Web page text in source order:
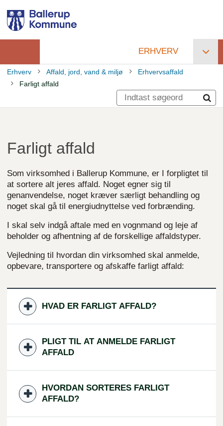
hovedindhold
Primær
navigation
ERHVERV
Brødkrumme
Erhverv Affald, jord, vand & miljø
Erhvervsaffald
Farligt affald
Farligt affald
Som virksomhed i Ballerup Kommune, er I forpligtet til
at sortere alt jeres affald. Noget egner sig til
genanvendelse, noget kræver særligt behandling og
noget skal gå til energiudnyttelse ved forbrænding.
I skal selv indgå aftale med en vognmand og leje af
beholder og afhentning af de forskellige affaldstyper.
Vejledning til hvordan din virksomhed skal anmelde,
opbevare, transportere og afskaffe farligt affald:
HVAD ER FARLIGT AFFALD?
PLIGT TIL AT ANMELDE FARLIGT
AFFALD
HVORDAN SORTERES FARLIGT
AFFALD?